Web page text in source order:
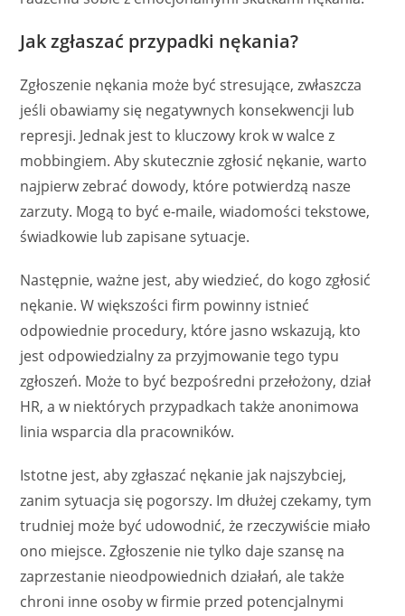
Jak zgłaszać przypadki nękania?
Zgłoszenie nękania może być stresujące, zwłaszcza
jeśli obawiamy się negatywnych konsekwencji lub
represji. Jednak jest to kluczowy krok w walce z
mobbingiem. Aby skutecznie zgłosić nękanie, warto
najpierw zebrać dowody, które potwierdzą nasze
zarzuty. Mogą to być e-maile, wiadomości tekstowe,
świadkowie lub zapisane sytuacje.
Następnie, ważne jest, aby wiedzieć, do kogo zgłosić
nękanie. W większości firm powinny istnieć
odpowiednie procedury, które jasno wskazują, kto
jest odpowiedzialny za przyjmowanie tego typu
zgłoszeń. Może to być bezpośredni przełożony, dział
HR, a w niektórych przypadkach także anonimowa
linia wsparcia dla pracowników.
Istotne jest, aby zgłaszać nękanie jak najszybciej,
zanim sytuacja się pogorszy. Im dłużej czekamy, tym
trudniej może być udowodnić, że rzeczywiście miało
ono miejsce. Zgłoszenie nie tylko daje szansę na
zaprzestanie nieodpowiednich działań, ale także
chroni inne osoby w firmie przed potencjalnymi